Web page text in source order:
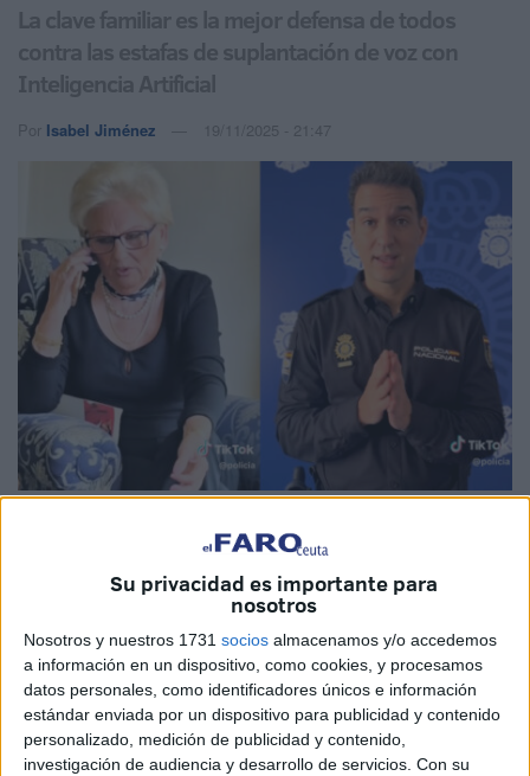
Su privacidad es importante para
nosotros
Nosotros y nuestros 1731 socios almacenamos y/o accedemos
a información en un dispositivo, como cookies, y procesamos
datos personales, como identificadores únicos e información
estándar enviada por un dispositivo para publicidad y contenido
personalizado, medición de publicidad y contenido,
investigación de audiencia y desarrollo de servicios. Con su
La clave familiar es la mejor defensa de todos
contra las estafas de suplantación de voz con
Inteligencia Artificial
Por Isabel Jiménez 19/11/2025 - 21:47
¿Sabrías diferenciar entre lavoz realde uno de tus
familiares y su versiónclonada con Inteligencia
Artificial? Esta es la interrogante que plantea laPolicía
Nacionalen uno de sus vídeos educativos para alertar a
los ciudadanos, incluyendo a los vecinos de Ceuta, sobre